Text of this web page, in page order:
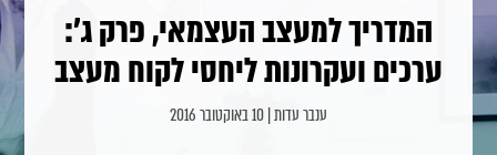
המדריך למעצב העצמאי, פרק ג':
ערכים ועקרונות ליחסי לקוח מעצב
ענבר עדות | 10 באוקטובר 2016